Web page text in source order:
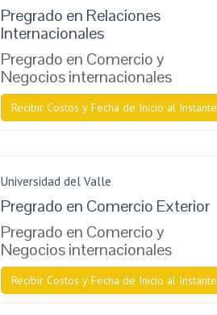
Pregrado en Relaciones
Internacionales
Pregrado en Comercio y
Negocios internacionales
Recibir Costos y Fecha de Inicio al Instante
Universidad del Valle
Pregrado en Comercio Exterior
Pregrado en Comercio y
Negocios internacionales
Recibir Costos y Fecha de Inicio al Instante